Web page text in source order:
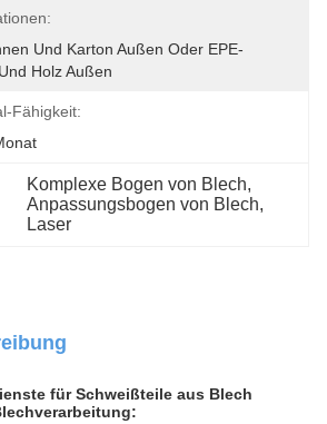
Und Karton Außen Oder EPE-
Holz Außen
Fähigkeit:
Komplexe Bogen von Blech,
Anpassungsbogen von Blech,
Laser
für Schweißteile aus Blech